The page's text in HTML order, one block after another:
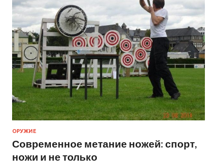
ОРУЖИЕ
Современное метание ножей: спорт,
ножи и не только